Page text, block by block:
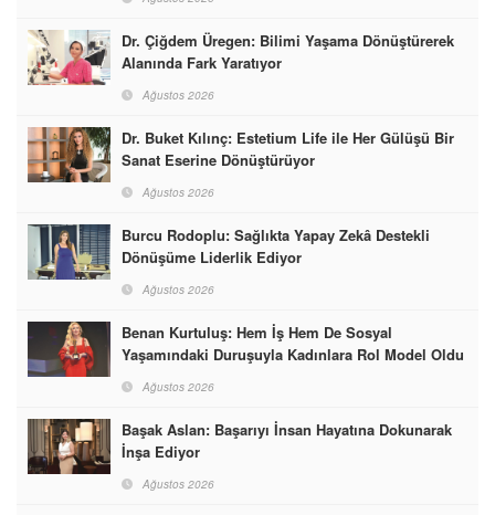
Dr. Çiğdem Üregen: Bilimi Yaşama Dönüştürerek
Alanında Fark Yaratıyor
Ağustos 2026
Dr. Buket Kılınç: Estetium Life ile Her Gülüşü Bir
Sanat Eserine Dönüştürüyor
Ağustos 2026
Burcu Rodoplu: Sağlıkta Yapay Zekâ Destekli
Dönüşüme Liderlik Ediyor
Ağustos 2026
Benan Kurtuluş: Hem İş Hem De Sosyal
Yaşamındaki Duruşuyla Kadınlara Rol Model Oldu
Ağustos 2026
Başak Aslan: Başarıyı İnsan Hayatına Dokunarak
İnşa Ediyor
Ağustos 2026